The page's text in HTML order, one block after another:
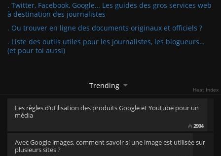
. Twitter, Facebook, Google… Les guides des gros services web
à destination des journalistes
. Ou trouver en ligne des documents originaux et officiels ?
. Liste des outils utiles pour les journalistes, les blogueurs…
(et pour toi aussi)
Trending Heat Index
Les règles d’utilisation des produits Google et Youtube pour un
média
2994
Avec Google images, comment savoir si une image est utilisée sur
plusieurs sites ?